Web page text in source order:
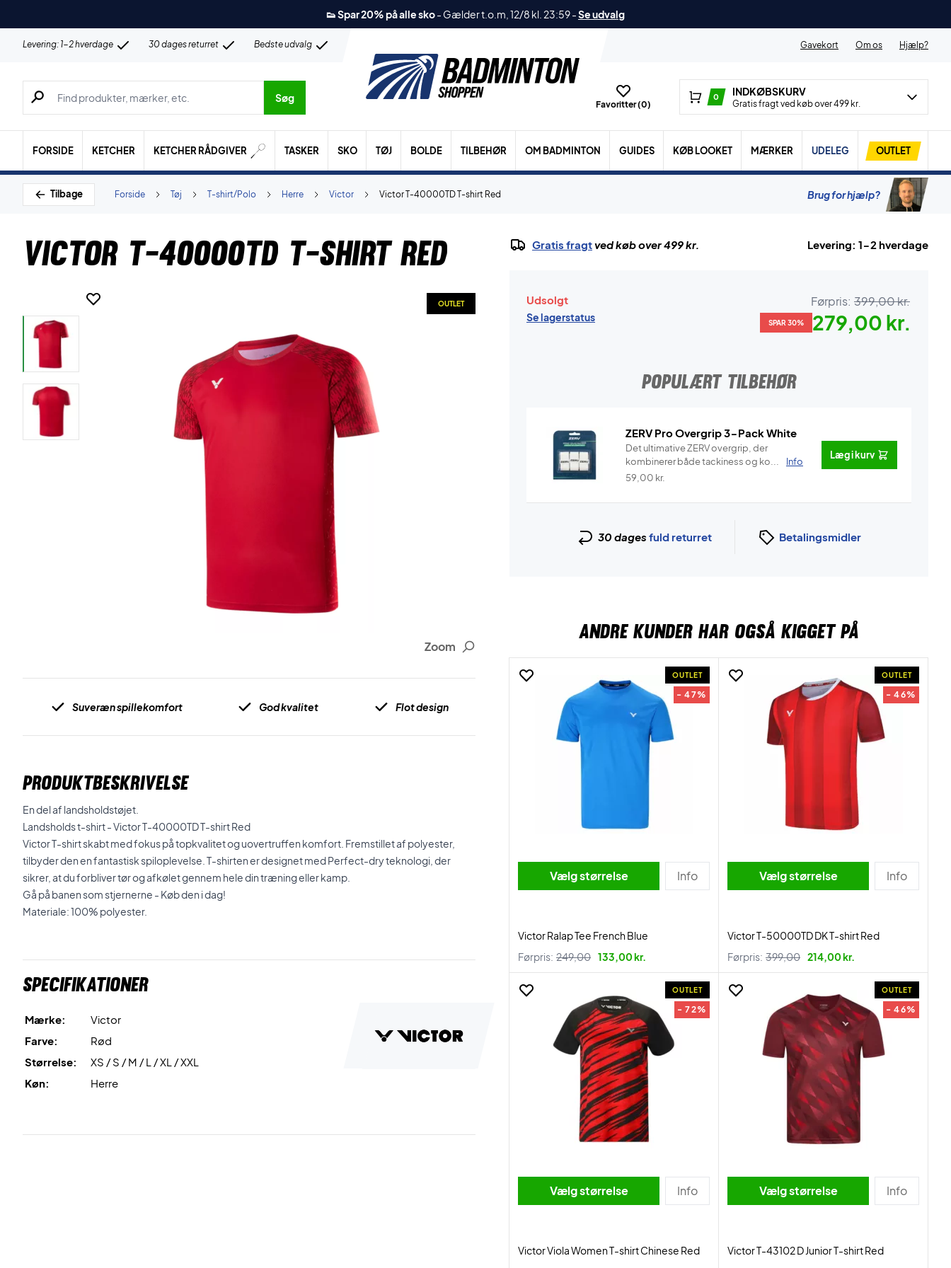
👟 Spar 20% på alle sko- Gælder t.o.m, 12/8 kl. 23:59-Se udvalg
Levering: 1-2 hverdage 30 dages returret Bedste udvalg Gavekort Om os Hjælp?
Søg efter produkter, mærker etc.
Søg
Favoritter (0)
0 INDKØBSKURV
Gratis fragt ved køb over 499 kr.
FORSIDE KETCHER KETCHER RÅDGIVER TASKER SKO TØJ BOLDE TILBEHØR OM BADMINTON GUIDES KØB LOOKET MÆRKER UDELEG OUTLET
Tilbage Victor T-40000TD T-shirt Red
Victor
Herre
T-shirt/Polo
Tøj
Forside Brug for hjælp?
Victor T-40000TD T-shirt Red
Zoom
OUTLET
Suveræn spillekomfort God kvalitet Flot design
PRODUKTBESKRIVELSE
En del af landsholdstøjet.
Landsholds t-shirt - Victor T-40000TD T-shirt Red
Victor T-shirt skabt med fokus på topkvalitet og uovertruffen komfort. Fremstillet af polyester,
tilbyder den en fantastisk spiloplevelse. T-shirten er designet med Perfect-dry teknologi, der
sikrer, at du forbliver tør og afkølet gennem hele din træning eller kamp.
Gå på banen som stjernerne - Køb den i dag!
Materiale: 100% polyester.
Specifikationer
Mærke:
Victor
Farve:
Rød
Størrelse:
XS / S / M / L / XL / XXL
Køn:
Herre
Gratis fragtved køb over 499 kr. Levering: 1-2 hverdage
Udsolgt
Se lagerstatus
Førpris: 399,00 kr.
SPAR 30% 279,00 kr.
POPULÆRT TILBEHØR
ZERV Pro Overgrip 3-Pack White
Det ultimative ZERV overgrip, der
kombinerer både tackiness og ko...
Info
59,00 kr.
Læg i kurv
30 dages fuld returret Betalingsmidler
ANDRE KUNDER HAR OGSÅ KIGGET PÅ
OUTLET
- 47%
Vælg størrelse Info
Victor Ralap Tee French Blue
Førpris: 249,00 133,00 kr.
OUTLET
- 46%
Vælg størrelse Info
Victor T-50000TD DK T-shirt Red
Førpris: 399,00 214,00 kr.
OUTLET
- 72%
Vælg størrelse Info
Victor Viola Women T-shirt Chinese Red
OUTLET
- 46%
Vælg størrelse Info
Victor T-43102 D Junior T-shirt Red